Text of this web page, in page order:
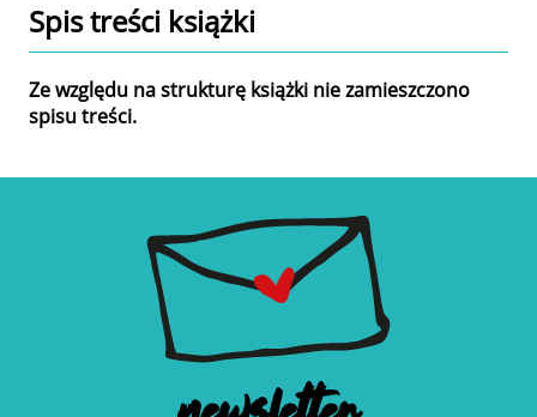
Spis treści książki
Ze względu na strukturę książki nie zamieszczono
spisu treści.